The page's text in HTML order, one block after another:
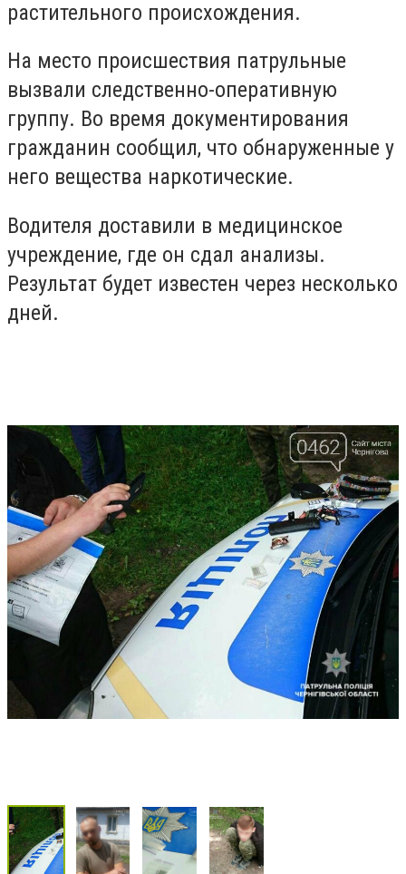
растительного происхождения.
На место происшествия патрульные
вызвали следственно-оперативную
группу. Во время документирования
гражданин сообщил, что обнаруженные у
него вещества наркотические.
Водителя доставили в медицинское
учреждение, где он сдал анализы.
Результат будет известен через несколько
дней.